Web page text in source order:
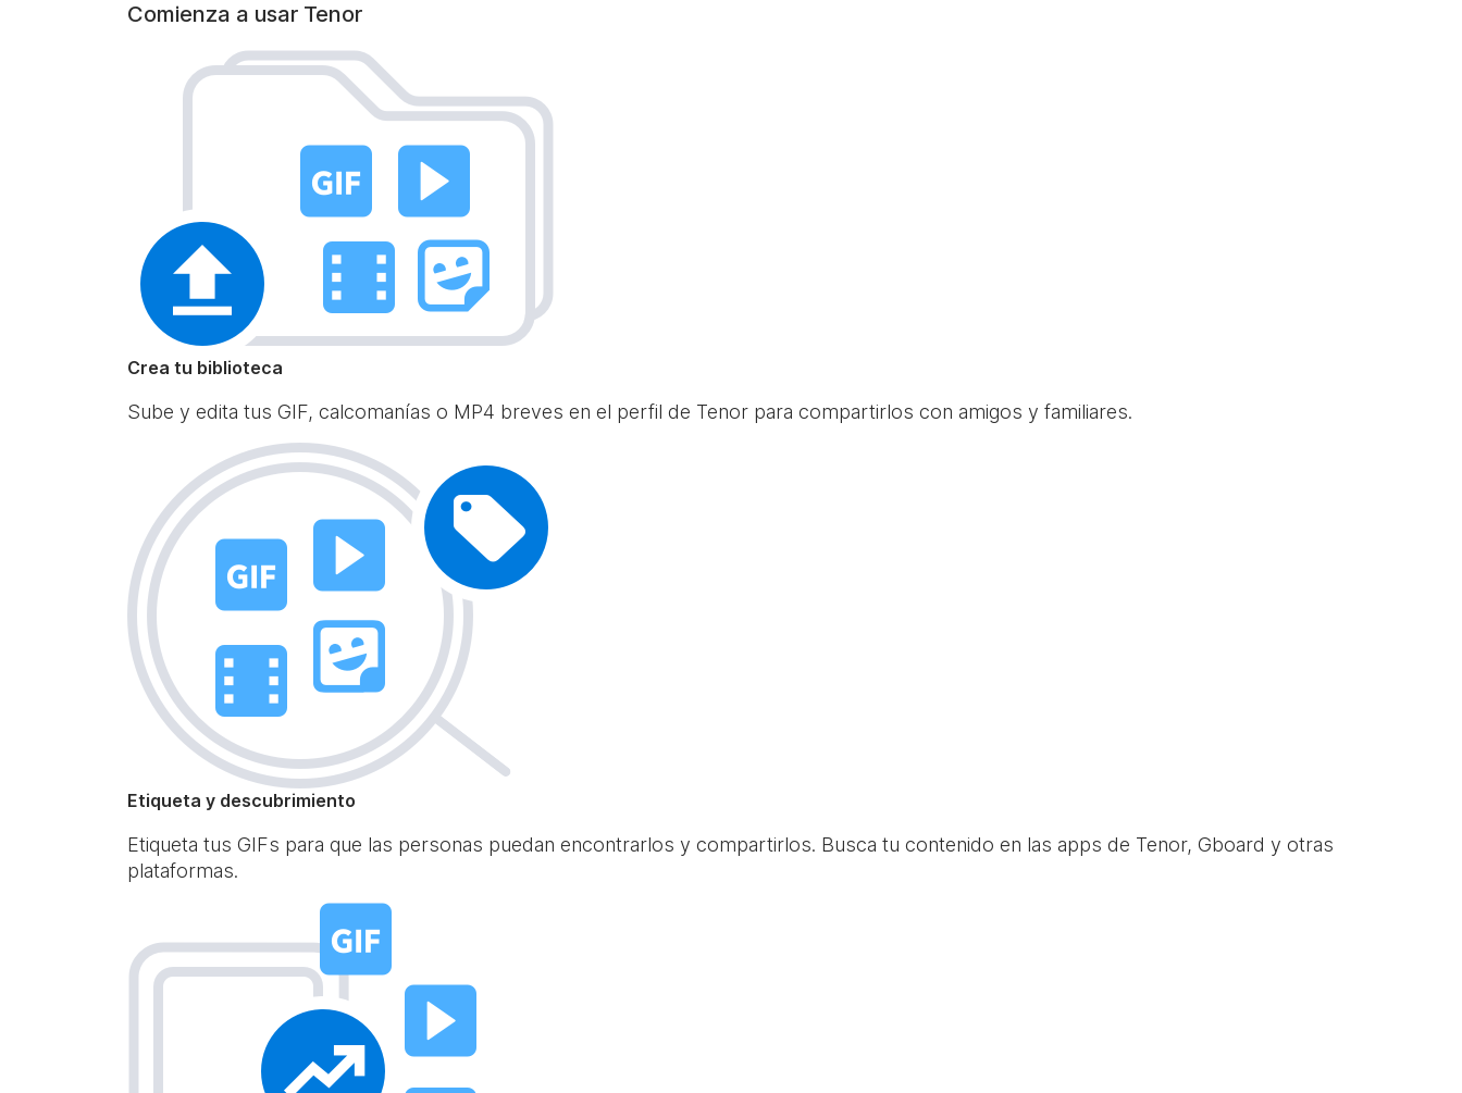
Comienza a usar Tenor
Crea tu biblioteca
Sube y edita tus GIF, calcomanías o MP4 breves en el perfil de Tenor para compartirlos con amigos y familiares.
Etiqueta y descubrimiento
Etiqueta tus GIFs para que las personas puedan encontrarlos y compartirlos. Busca tu contenido en las apps de Tenor, Gboard y otras
plataformas.